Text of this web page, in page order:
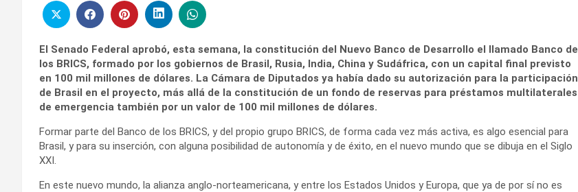
El Senado Federal aprobó, esta semana, la constitución del Nuevo Banco de Desarrollo el llamado Banco de
los BRICS, formado por los gobiernos de Brasil, Rusia, India, China y Sudáfrica, con un capital final previsto
en 100 mil millones de dólares. La Cámara de Diputados ya había dado su autorización para la participación
de Brasil en el proyecto, más allá de la constitución de un fondo de reservas para préstamos multilaterales
de emergencia también por un valor de 100 mil millones de dólares.
Formar parte del Banco de los BRICS, y del propio grupo BRICS, de forma cada vez más activa, es algo esencial para
Brasil, y para su inserción, con alguna posibilidad de autonomía y de éxito, en el nuevo mundo que se dibuja en el Siglo
XXI.
En este nuevo mundo, la alianza anglo-norteamericana, y entre los Estados Unidos y Europa, que ya de por sí no es